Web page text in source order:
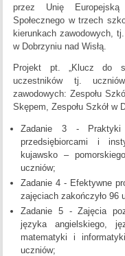
przez Unię
Społecznego w trzech
kierunkach zawodowych,
w Dobrzyniu nad Wisłą.
Projekt pt. „Klucz do
uczestników tj.
zawodowych: Zespołu
Skępem, Zespołu Szkół w
Zadanie 3 - Praktyki
przedsiębiorcami i
kujawsko –
uczniów;
Zadanie 4 - Efektywne
zajęciach zakończyło 96
Zadanie 5 - Zajęcia
języka angielskiego,
matematyki i
uczniów;